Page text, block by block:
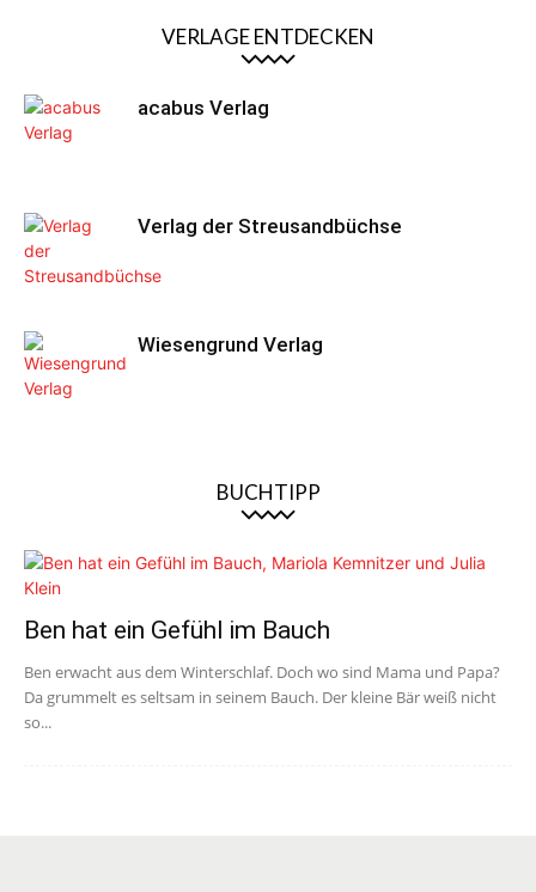
VERLAGE ENTDECKEN
acabus Verlag
Verlag der Streusandbüchse
Wiesengrund Verlag
BUCHTIPP
Ben hat ein Gefühl im Bauch
Ben erwacht aus dem Winterschlaf. Doch wo sind Mama und Papa?
Da grummelt es seltsam in seinem Bauch. Der kleine Bär weiß nicht
so...